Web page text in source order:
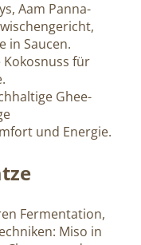
Aam Panna-
in Saucen.
für
Ghee-
und Energie.
Fermentation,
Miso in